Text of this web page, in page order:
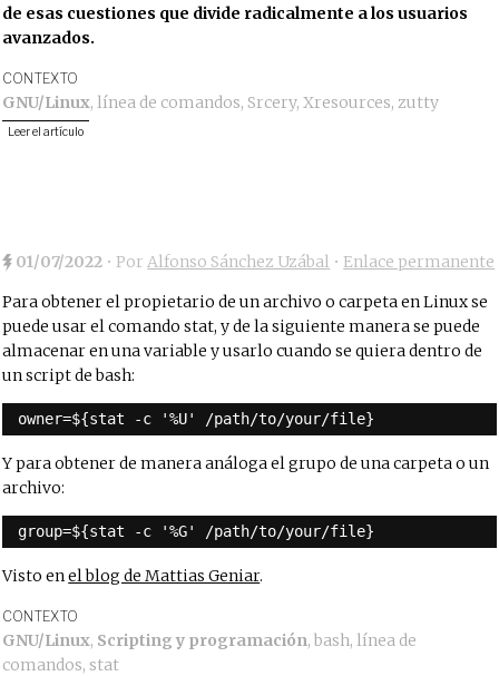
de esas cuestiones que divide radicalmente a los usuarios
avanzados.
CONTEXTO
GNU/Linux,línea de comandos, Srcery,Xresources,zutty
Leer el artículo
01/07/2022 • PorAlfonso Sánchez Uzábal • Enlace permanente
Para obtener el propietario de un archivo o carpeta en Linux se
puede usar el comando stat, y de la siguiente manera se puede
almacenar en una variable y usarlo cuando se quiera dentro de
un script de bash:
owner=${stat -c '%U' /path/to/your/file}
Y para obtener de manera análoga el grupo de una carpeta o un
archivo:
group=${stat -c '%G' /path/to/your/file}
Visto enel blog de Mattias Geniar.
CONTEXTO
GNU/Linux, Scripting y programación,bash,línea de
comandos, stat